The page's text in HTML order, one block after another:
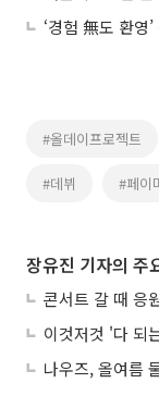
‘경험 無도 환영
#올데이프로젝트
#데뷔 #페이
장유진 기자의 주
콘서트 갈 때 응